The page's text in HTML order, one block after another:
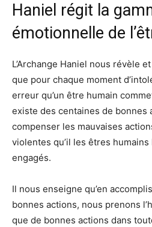
Haniel régit la
émotionnelle de
L’Archange Haniel nous révèle
que pour chaque moment
erreur qu’un être humain
existe des centaines de bonnes
compenser les mauvaises
violentes qu’il les êtres
engagés.
Il nous enseigne qu’en
bonnes actions, nous prenons
que de bonnes actions dans